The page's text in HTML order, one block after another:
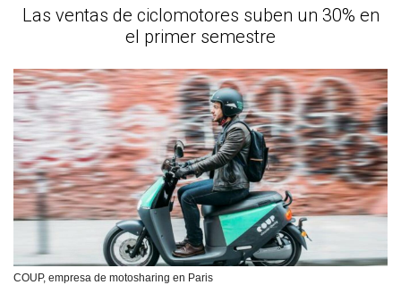
Las ventas de ciclomotores suben un 30% en
el primer semestre
COUP, empresa de motosharing en Paris